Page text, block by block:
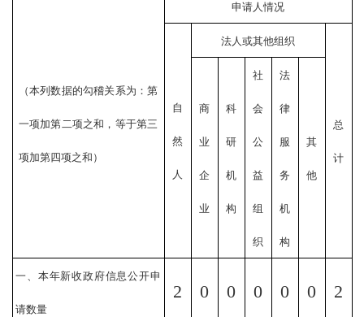
（本列数据的勾稽关系为：第
一项加第二项之和，等于第三
项加第四项之和）
申请人情况
自
然
人
法人或其他组织
总
计
商
业
企
业
科
研
机
构
社
会
公
益
组
织
法
律
服
务
机
构
其
他
一、本年新收政府信息公开申
请数量
2 0 0 0 0 0 2